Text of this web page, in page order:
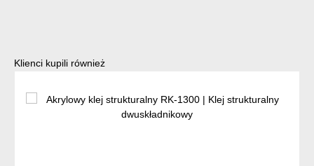
Pomiń galerię produktów
Klienci kupili również